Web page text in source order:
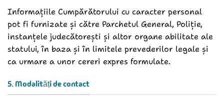
Informațiile Cumpărătorului cu caracter personal
pot fi furnizate și către Parchetul General, Poliție,
instanțele judecătorești și altor organe abilitate ale
statului, în baza și în limitele prevederilor legale și
ca urmare a unor cereri expres formulate.
5. Modalități de contact